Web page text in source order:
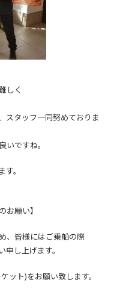
しく
スタッフ一同努めておりま
ですね。
。
お願い】
、皆様にはご乗船の際
申し上げます。
ット)をお願い致します。